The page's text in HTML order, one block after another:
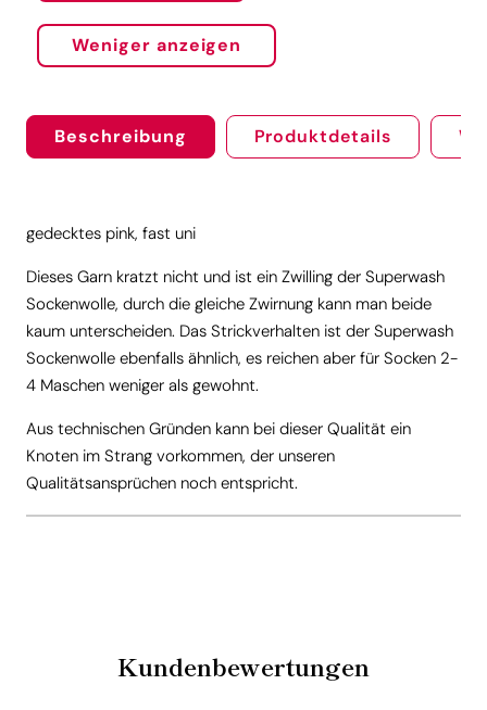
Weniger anzeigen
Beschreibung Produktdetails
gedecktes pink, fast uni
Dieses Garn kratzt nicht und ist ein Zwilling der Superwash
Sockenwolle, durch die gleiche Zwirnung kann man beide
kaum unterscheiden. Das Strickverhalten ist der Superwash
Sockenwolle ebenfalls ähnlich, es reichen aber für Socken 2-
4 Maschen weniger als gewohnt.
Aus technischen Gründen kann bei dieser Qualität ein
Knoten im Strang vorkommen, der unseren
Qualitätsansprüchen noch entspricht.
Kundenbewertungen